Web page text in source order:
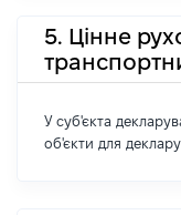
5. Цінне
У суб'єкта
об'єкти для